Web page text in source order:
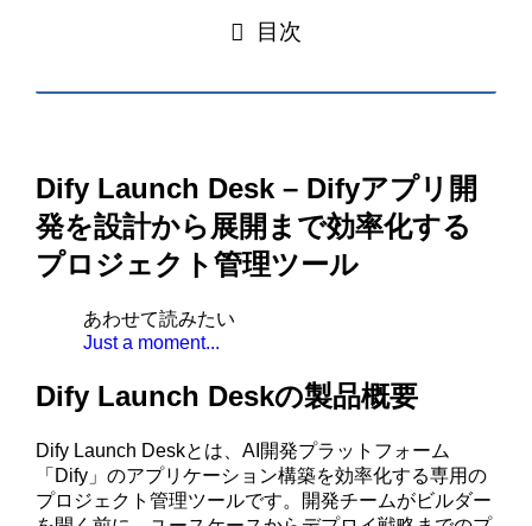
目次
Dify Launch Desk – Difyアプリ開
発を設計から展開まで効率化する
プロジェクト管理ツール
あわせて読みたい
Just a moment...
Dify Launch Deskの製品概要
Dify Launch Deskとは、AI開発プラットフォーム
「Dify」のアプリケーション構築を効率化する専用の
プロジェクト管理ツールです。開発チームがビルダー